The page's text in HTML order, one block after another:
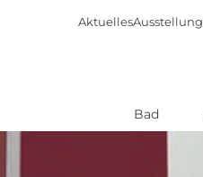
AktuellesAusstellung
Bad